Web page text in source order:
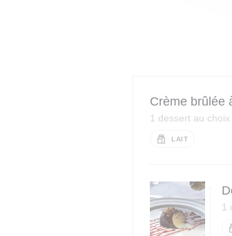
Crème brûlée
1 dessert au choix
LAIT
1